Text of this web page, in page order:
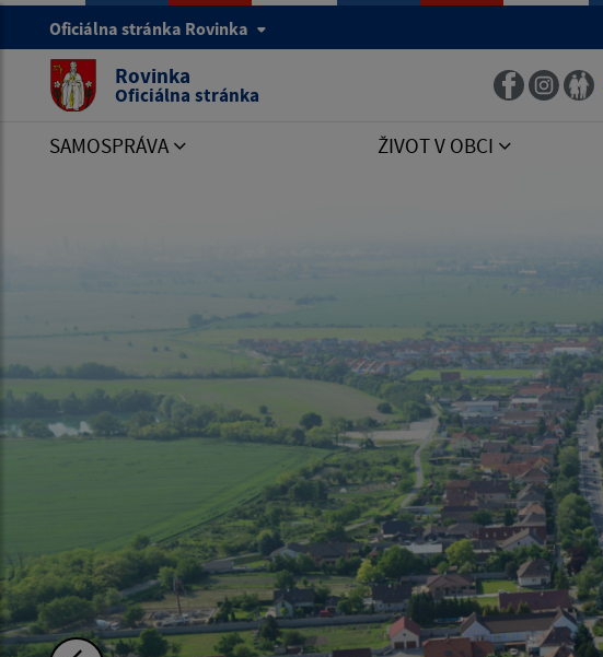
Oficiálna stránka Rovinka
Rovinka
Oficiálna stránka
SAMOSPRÁVA ŽIVOT V OBCI